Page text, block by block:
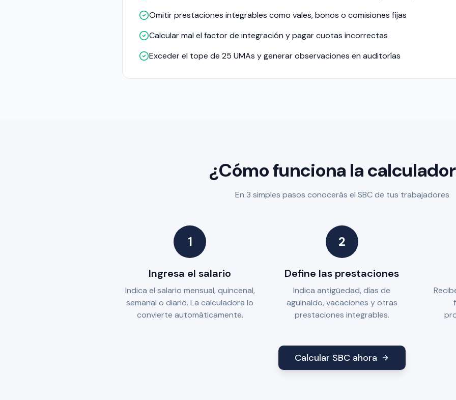
Omitir prestaciones integrables como vales, bonos o comisiones fijas
Calcular mal el factor de integración y pagar cuotas incorrectas
Exceder el tope de 25 UMAs y generar observaciones en auditorías
¿Cómo funciona la
En 3 simples pasos conocerás el SBC de tus trabajadores
1
Ingresa el salario
Indica el salario mensual, quincenal,
semanal o diario. La calculadora lo
convierte automáticamente.
2
Define las prestaciones
Indica antigüedad, días de
aguinaldo, vacaciones y otras
prestaciones integrables.
Calcular SBC ahora